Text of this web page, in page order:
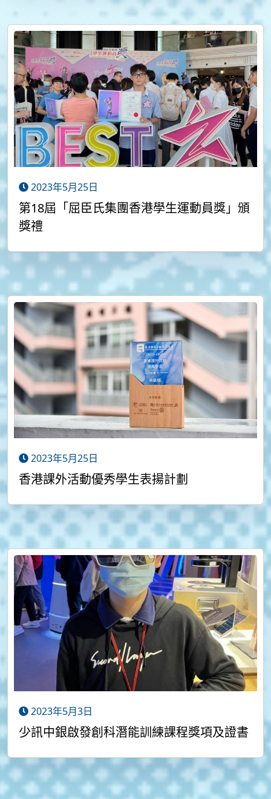
2023年5月25日
第18屆「屈臣氏集團香港學生運動員獎」頒
獎禮
2023年5月25日
香港課外活動優秀學生表揚計劃
2023年5月3日
少訊中銀啟發創科潛能訓練課程獎項及證書